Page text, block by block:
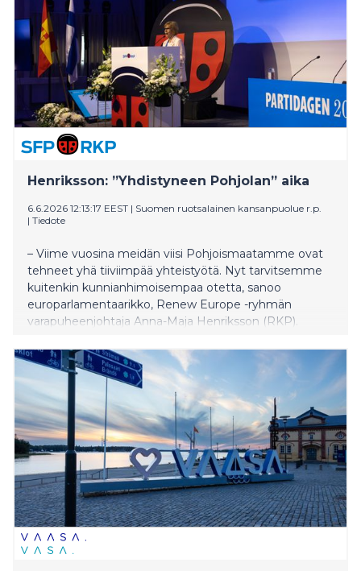
Henriksson: ”Yhdistyneen Pohjolan” aika
6.6.2026 12:13:17 EEST | Suomen ruotsalainen kansanpuolue r.p.
| Tiedote
– Viime vuosina meidän viisi Pohjoismaatamme ovat
tehneet yhä tiiviimpää yhteistyötä. Nyt tarvitsemme
kuitenkin kunnianhimoisempaa otetta, sanoo
europarlamentaarikko, Renew Europe -ryhmän
varapuheenjohtaja Anna-Maja Henriksson (RKP).